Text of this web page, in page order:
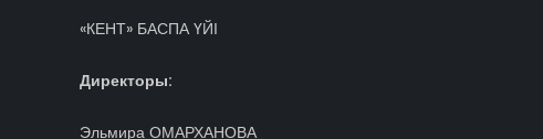
«КЕНТ» БАСПА ҮЙІ
Директоры:
Эльмира ОМАРХАНОВА